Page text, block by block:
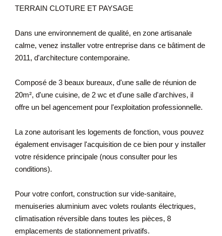
TERRAIN CLOTURE ET PAYSAGE
Dans une environnement de qualité, en zone artisanale
calme, venez installer votre entreprise dans ce bâtiment de
2011, d'architecture contemporaine.
Composé de 3 beaux bureaux, d'une salle de réunion de
20m², d'une cuisine, de 2 wc et d'une salle d'archives, il
offre un bel agencement pour l'exploitation professionnelle.
La zone autorisant les logements de fonction, vous pouvez
également envisager l'acquisition de ce bien pour y installer
votre résidence principale (nous consulter pour les
conditions).
Pour votre confort, construction sur vide-sanitaire,
menuiseries aluminium avec volets roulants électriques,
climatisation réversible dans toutes les pièces, 8
emplacements de stationnement privatifs.